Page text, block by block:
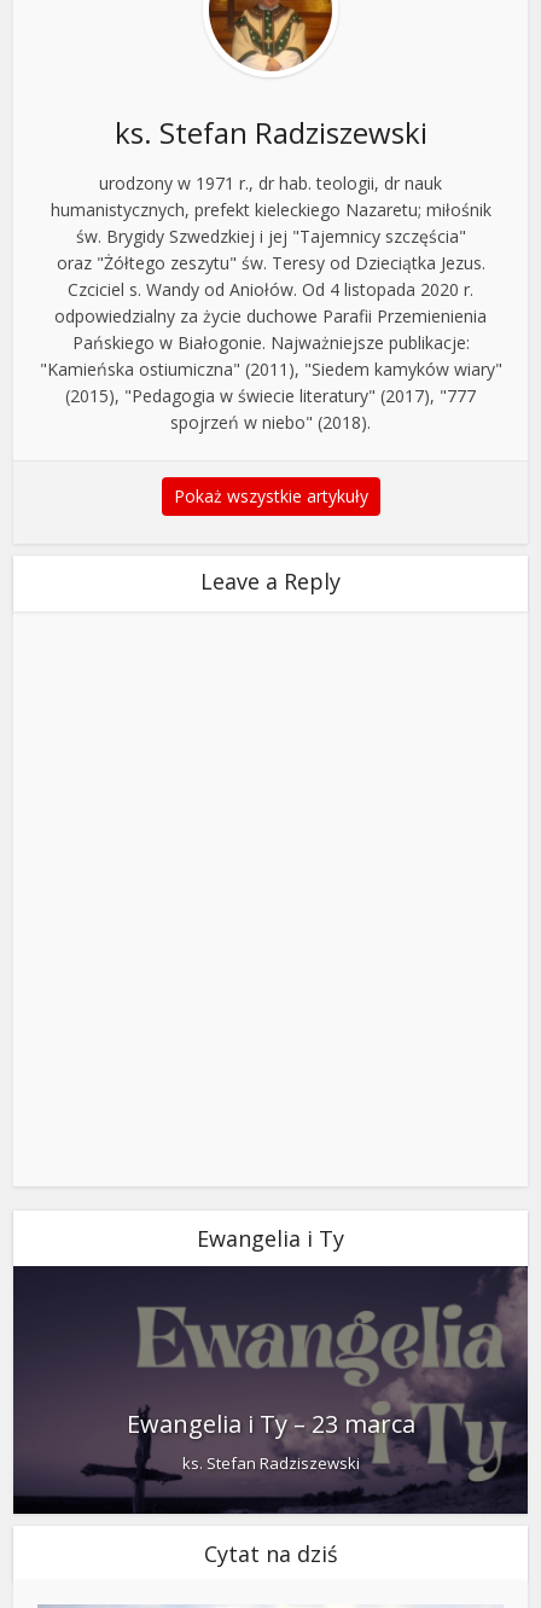
ks. Stefan Radziszewski
urodzony w 1971 r., dr hab. teologii, dr nauk
humanistycznych, prefekt kieleckiego Nazaretu; miłośnik
św. Brygidy Szwedzkiej i jej "Tajemnicy szczęścia"
oraz "Żółtego zeszytu" św. Teresy od Dzieciątka Jezus.
Czciciel s. Wandy od Aniołów. Od 4 listopada 2020 r.
odpowiedzialny za życie duchowe Parafii Przemienienia
Pańskiego w Białogonie. Najważniejsze publikacje:
"Kamieńska ostiumiczna" (2011), "Siedem kamyków wiary"
(2015), "Pedagogia w świecie literatury" (2017), "777
spojrzeń w niebo" (2018).
Pokaż wszystkie artykuły
Leave a Reply
Ewangelia i Ty
Ewangelia i Ty – 23 marca
ks. Stefan Radziszewski
Cytat na dziś